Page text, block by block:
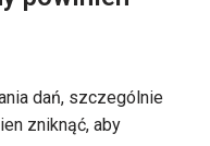
dań, szczególnie
zniknąć, aby